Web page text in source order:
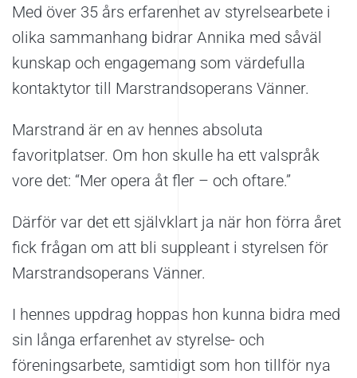
Med över 35 års erfarenhet av styrelsearbete i
olika sammanhang bidrar Annika med såväl
kunskap och engagemang som värdefulla
kontaktytor till Marstrandsoperans Vänner.
Marstrand är en av hennes absoluta
favoritplatser. Om hon skulle ha ett valspråk
vore det: “Mer opera åt fler – och oftare.”
Därför var det ett självklart ja när hon förra året
fick frågan om att bli suppleant i styrelsen för
Marstrandsoperans Vänner.
I hennes uppdrag hoppas hon kunna bidra med
sin långa erfarenhet av styrelse- och
föreningsarbete, samtidigt som hon tillför nya